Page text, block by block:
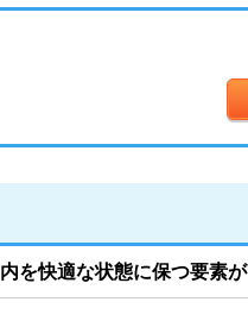
を快適な状態に保つ要素